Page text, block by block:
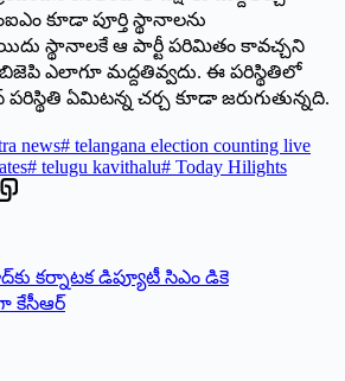
కూడా పూర్తి స్థానాలను
స్థానాలకే ఆ పార్టీ పరిమితం కావచ్చని
ఎలాగూ మద్దతివ్వదు. ఈ పరిస్థితిలో
ఏమిటన్న చర్చ కూడా జరుగుతున్నది.
news# telangana election counting live
# telugu kavithalu# Today Hilights
కర్నాటక డిప్యూటీ సిఎం డికె
కేసీఆర్‌